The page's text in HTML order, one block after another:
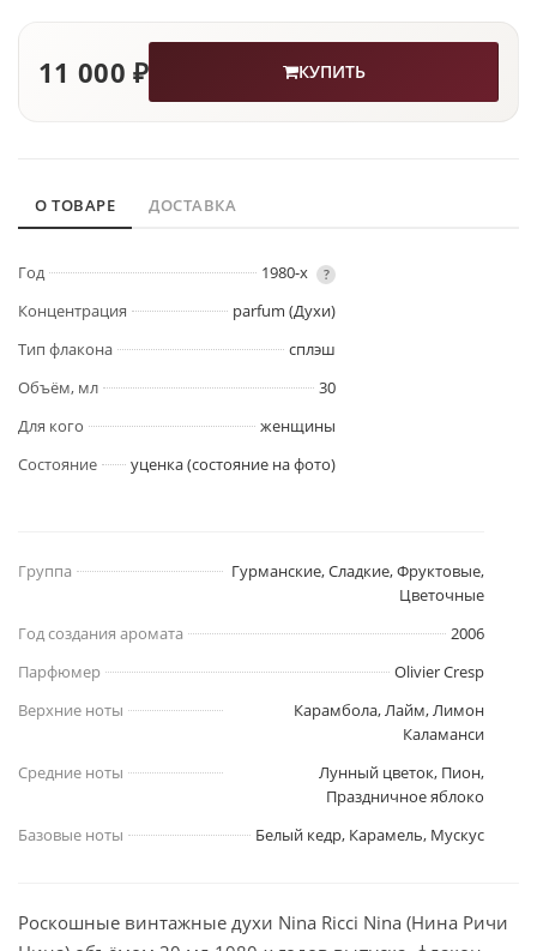
11 000 ₽ КУПИТЬ
О ТОВАРЕ ДОСТАВКА
Год 1980-х ?
Концентрация
parfum (Духи)
Тип флакона
сплэш
Объём, мл
30
Для кого
женщины
Состояние
уценка (состояние на фото)
Группа
Гурманские, Сладкие, Фруктовые,
Цветочные
Год создания аромата
2006
Парфюмер
Olivier Cresp
Верхние ноты
Карамбола, Лайм, Лимон
Каламанси
Средние ноты
Лунный цветок, Пион,
Праздничное яблоко
Базовые ноты
Белый кедр, Карамель, Мускус
Роскошные винтажные духи Nina Ricci Nina (Нина Ричи